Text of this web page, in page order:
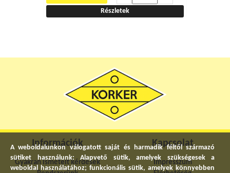
Részletek
Információk
Gyakran ismételt kérdések
Kapcsolat
Impresszum
A weboldalunkon válogatott saját és harmadik féltől származó
sütiket használunk: Alapvető sütik, amelyek szükségesek a
weboldal használatához; funkcionális sütik, amelyek könnyebben